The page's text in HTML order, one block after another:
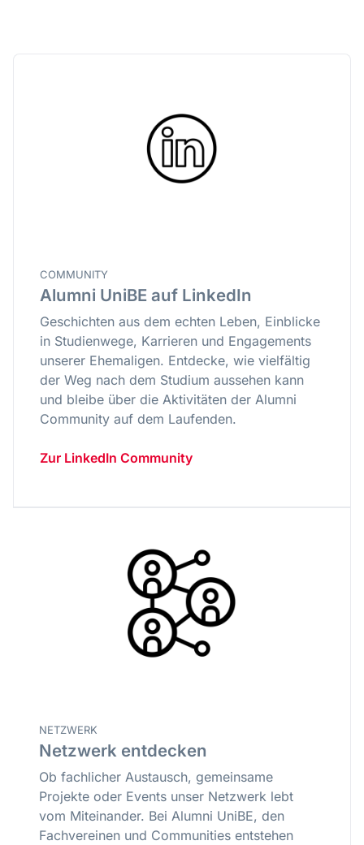
COMMUNITY
Alumni UniBE auf LinkedIn
Geschichten aus dem echten Leben, Einblicke
in Studienwege, Karrieren und Engagements
unserer Ehemaligen. Entdecke, wie vielfältig
der Weg nach dem Studium aussehen kann
und bleibe über die Aktivitäten der Alumni
Community auf dem Laufenden.
Zur LinkedIn Community
NETZWERK
Netzwerk entdecken
Ob fachlicher Austausch, gemeinsame
Projekte oder Events unser Netzwerk lebt
vom Miteinander. Bei Alumni UniBE, den
Fachvereinen und Communities entstehen